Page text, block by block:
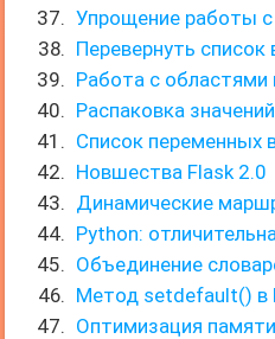
Упрощение работы
Перевернуть список
Работа с
Распаковка
Список переменных
Новшества Flask 2.0
Динамические
Python:
Объединение
Метод setdefault() в
Оптимизация